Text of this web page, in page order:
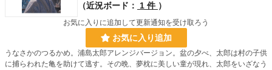
（近況ボード：
1 件 ）
お気に入りに追加して更新通知を受け取ろう
お気に入り追加
うなさかのつるかめ。浦島太郎アレンジバージョン。盆の夕べ、太郎は村の子供
に捕らわれた亀を助けて逃す。その晩、夢枕に美しい童が現れ、太郎をいざなう